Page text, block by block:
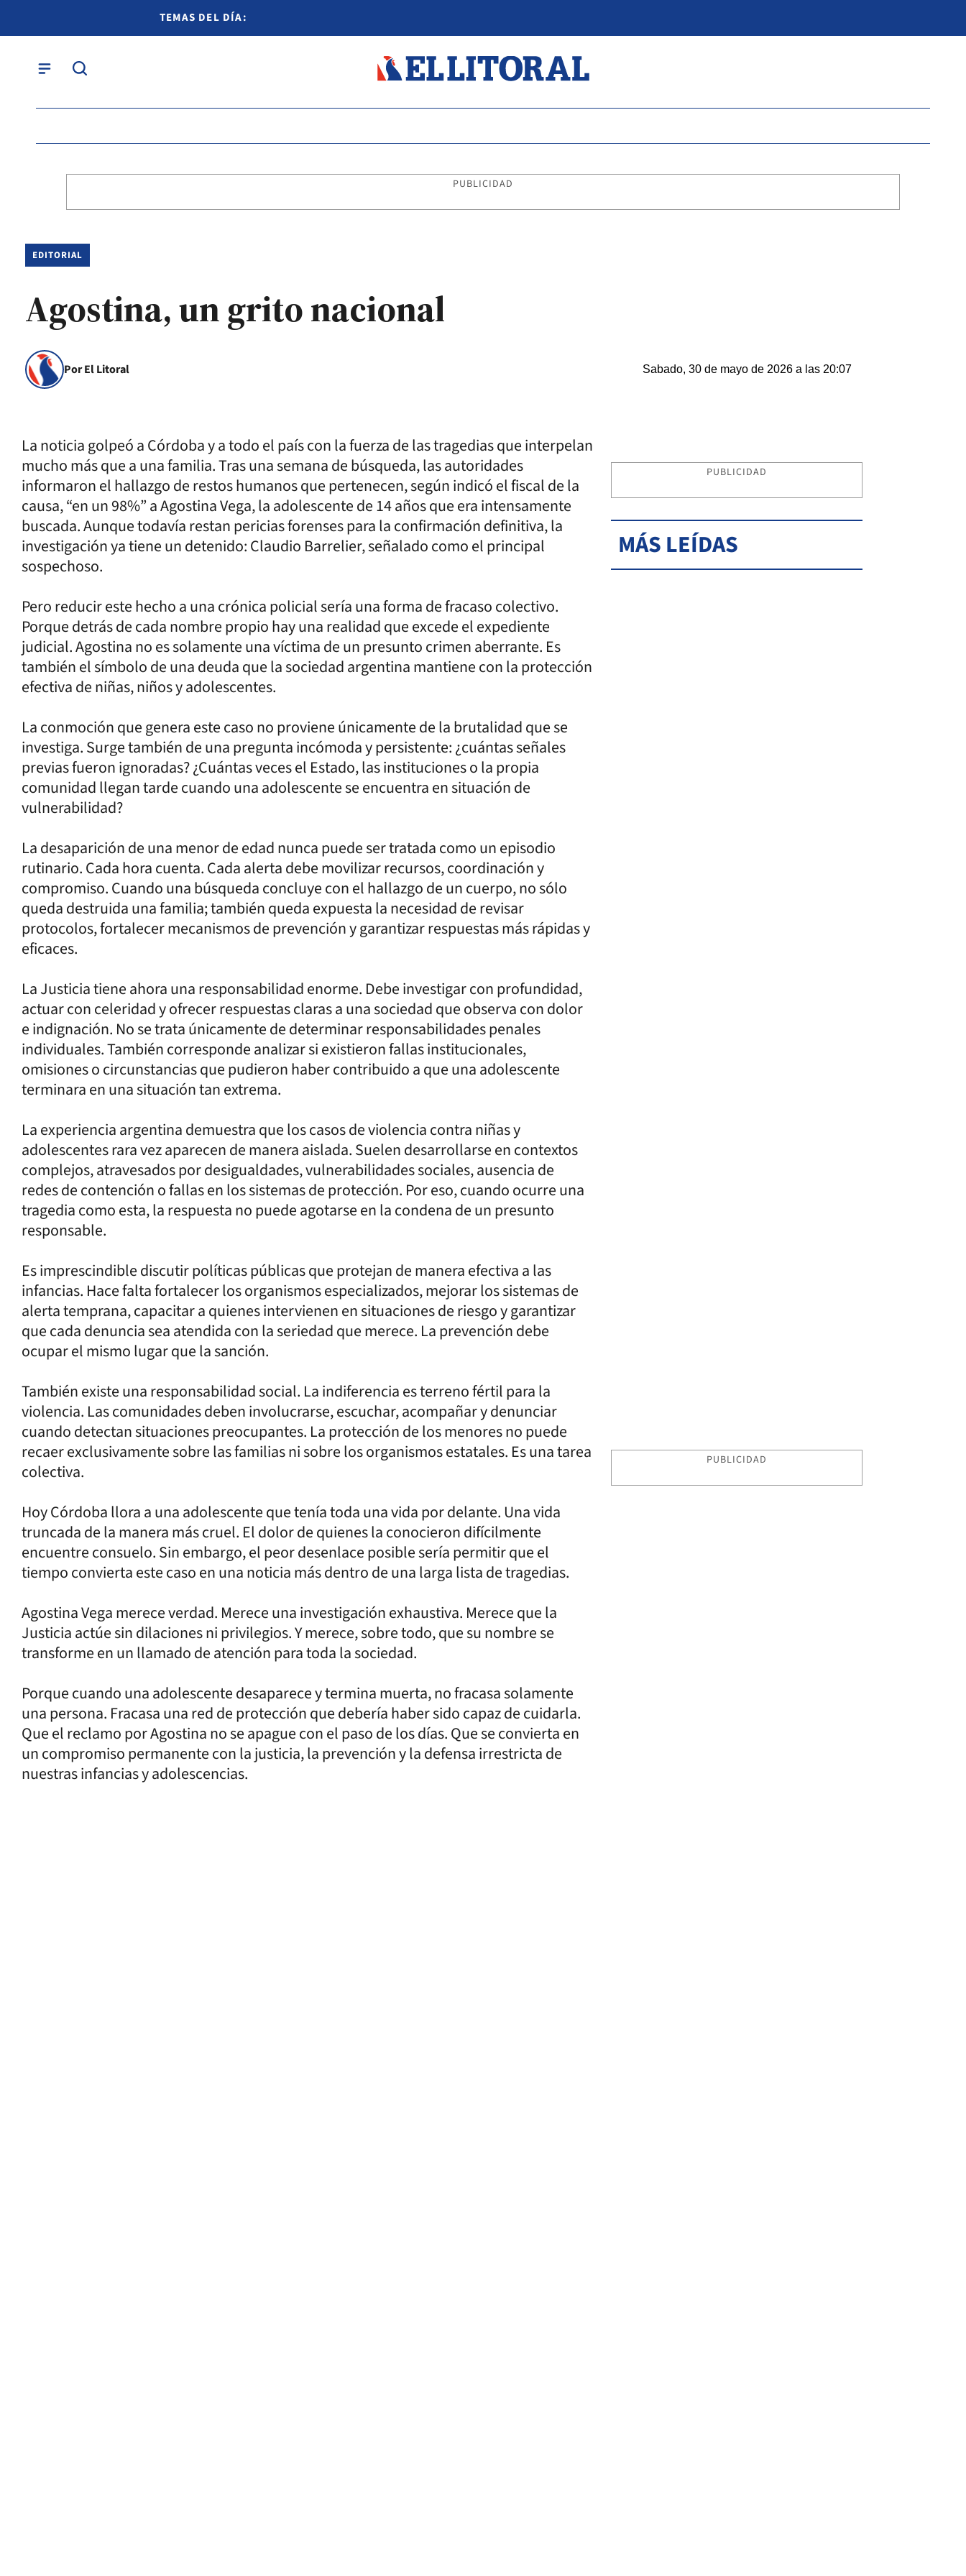
TEMAS DEL DÍA:
PUBLICIDAD
EDITORIAL
Agostina, un grito nacional
Por El Litoral Sabado, 30 de mayo de 2026 a las 20:07
La noticia golpeó a Córdoba y a todo el país con la fuerza de las tragedias que interpelan
mucho más que a una familia. Tras una semana de búsqueda, las autoridades
informaron el hallazgo de restos humanos que pertenecen, según indicó el fiscal de la
causa, “en un 98%” a Agostina Vega, la adolescente de 14 años que era intensamente
buscada. Aunque todavía restan pericias forenses para la confirmación definitiva, la
investigación ya tiene un detenido: Claudio Barrelier, señalado como el principal
sospechoso.
Pero reducir este hecho a una crónica policial sería una forma de fracaso colectivo.
Porque detrás de cada nombre propio hay una realidad que excede el expediente
judicial. Agostina no es solamente una víctima de un presunto crimen aberrante. Es
también el símbolo de una deuda que la sociedad argentina mantiene con la protección
efectiva de niñas, niños y adolescentes.
La conmoción que genera este caso no proviene únicamente de la brutalidad que se
investiga. Surge también de una pregunta incómoda y persistente: ¿cuántas señales
previas fueron ignoradas? ¿Cuántas veces el Estado, las instituciones o la propia
comunidad llegan tarde cuando una adolescente se encuentra en situación de
vulnerabilidad?
La desaparición de una menor de edad nunca puede ser tratada como un episodio
rutinario. Cada hora cuenta. Cada alerta debe movilizar recursos, coordinación y
compromiso. Cuando una búsqueda concluye con el hallazgo de un cuerpo, no sólo
queda destruida una familia; también queda expuesta la necesidad de revisar
protocolos, fortalecer mecanismos de prevención y garantizar respuestas más rápidas y
eficaces.
La Justicia tiene ahora una responsabilidad enorme. Debe investigar con profundidad,
actuar con celeridad y ofrecer respuestas claras a una sociedad que observa con dolor
e indignación. No se trata únicamente de determinar responsabilidades penales
individuales. También corresponde analizar si existieron fallas institucionales,
omisiones o circunstancias que pudieron haber contribuido a que una adolescente
terminara en una situación tan extrema.
La experiencia argentina demuestra que los casos de violencia contra niñas y
adolescentes rara vez aparecen de manera aislada. Suelen desarrollarse en contextos
complejos, atravesados por desigualdades, vulnerabilidades sociales, ausencia de
redes de contención o fallas en los sistemas de protección. Por eso, cuando ocurre una
tragedia como esta, la respuesta no puede agotarse en la condena de un presunto
responsable.
Es imprescindible discutir políticas públicas que protejan de manera efectiva a las
infancias. Hace falta fortalecer los organismos especializados, mejorar los sistemas de
alerta temprana, capacitar a quienes intervienen en situaciones de riesgo y garantizar
que cada denuncia sea atendida con la seriedad que merece. La prevención debe
ocupar el mismo lugar que la sanción.
También existe una responsabilidad social. La indiferencia es terreno fértil para la
violencia. Las comunidades deben involucrarse, escuchar, acompañar y denunciar
cuando detectan situaciones preocupantes. La protección de los menores no puede
recaer exclusivamente sobre las familias ni sobre los organismos estatales. Es una tarea
colectiva.
Hoy Córdoba llora a una adolescente que tenía toda una vida por delante. Una vida
truncada de la manera más cruel. El dolor de quienes la conocieron difícilmente
encuentre consuelo. Sin embargo, el peor desenlace posible sería permitir que el
tiempo convierta este caso en una noticia más dentro de una larga lista de tragedias.
Agostina Vega merece verdad. Merece una investigación exhaustiva. Merece que la
Justicia actúe sin dilaciones ni privilegios. Y merece, sobre todo, que su nombre se
transforme en un llamado de atención para toda la sociedad.
Porque cuando una adolescente desaparece y termina muerta, no fracasa solamente
una persona. Fracasa una red de protección que debería haber sido capaz de cuidarla.
Que el reclamo por Agostina no se apague con el paso de los días. Que se convierta en
un compromiso permanente con la justicia, la prevención y la defensa irrestricta de
nuestras infancias y adolescencias.
PUBLICIDAD
MÁS LEÍDAS
PUBLICIDAD